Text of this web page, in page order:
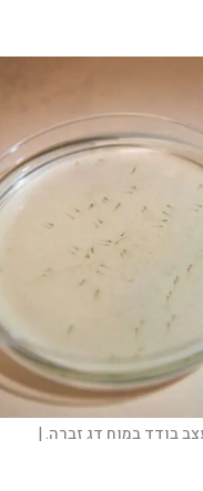
בודד במוח דג זברה. |